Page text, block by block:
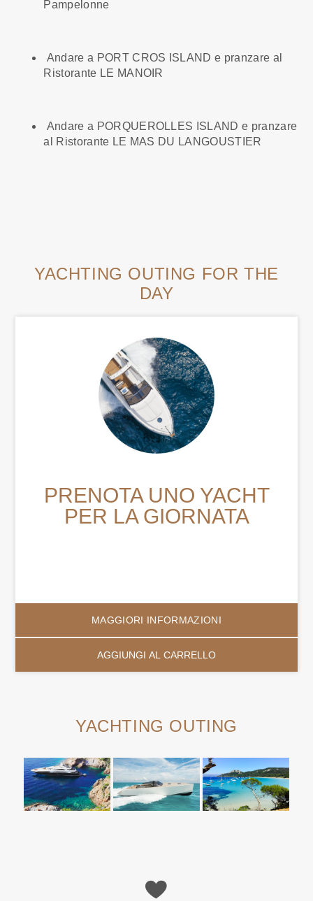
Pampelonne
Andare a PORT CROS ISLAND e pranzare al
Ristorante LE MANOIR
Andare a PORQUEROLLES ISLAND e pranzare
al Ristorante LE MAS DU LANGOUSTIER
YACHTING OUTING FOR THE
DAY
PRENOTA UNO YACHT
PER LA GIORNATA
MAGGIORI INFORMAZIONI
AGGIUNGI AL CARRELLO
YACHTING OUTING